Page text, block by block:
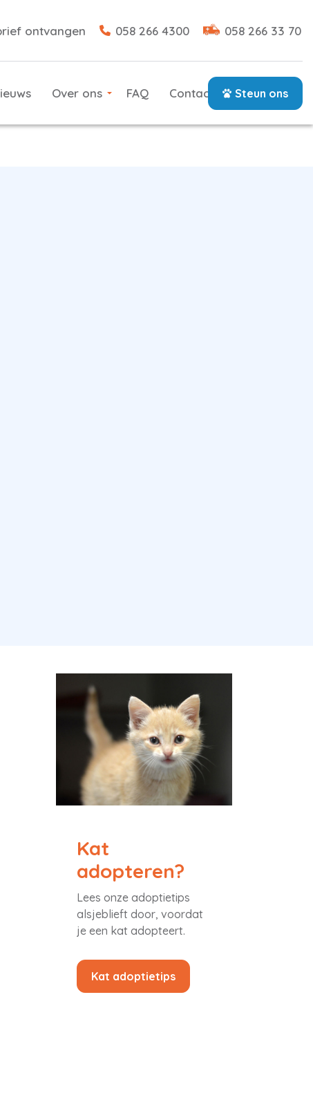
Over ons FAQ Contact
ontvangen 058 266 4300 058 266 33 70
Steun ons
Kat
adopteren?
Lees onze adoptietips
alsjeblieft door, voordat
je een kat adopteert.
Kat adoptietips